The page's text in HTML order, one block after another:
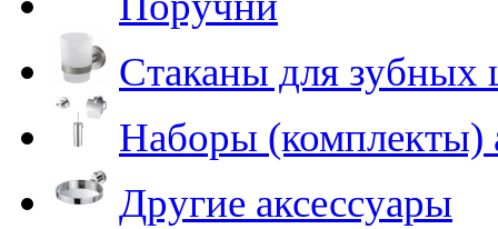
Стаканы для зубных
Наборы (комплекты)
Другие аксессуары